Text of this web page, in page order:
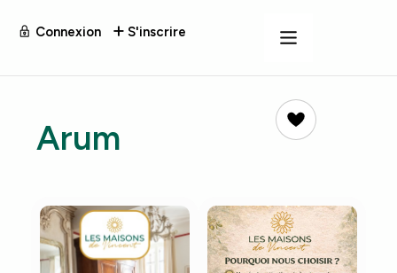
Connexion S'inscrire
Arum